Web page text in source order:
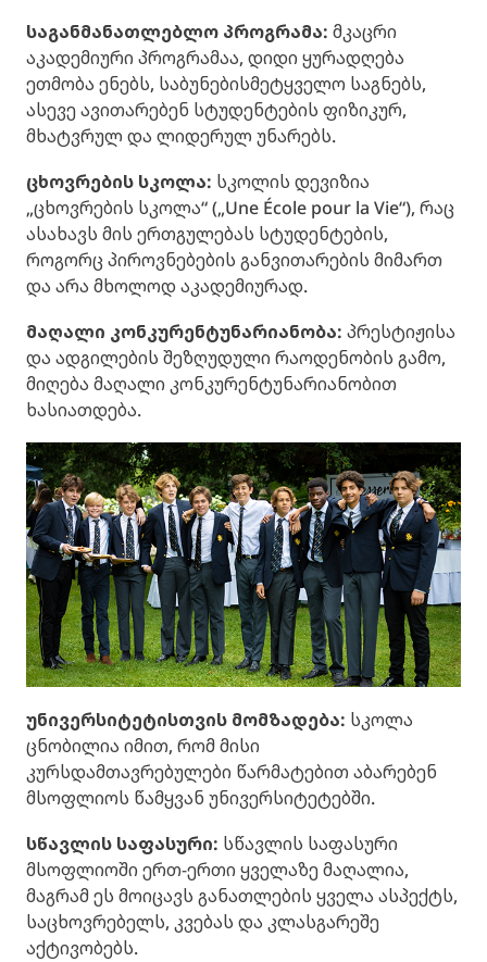
საგანმანათლებლო პროგრამა: მკაცრი
აკადემიური პროგრამაა, დიდი ყურადღება
ეთმობა ენებს, საბუნებისმეტყველო საგნებს,
ასევე ავითარებენ სტუდენტების ფიზიკურ,
მხატვრულ და ლიდერულ უნარებს.
ცხოვრების სკოლა: სკოლის დევიზია
„ცხოვრების სკოლა“ („Une École pour la Vie“), რაც
ასახავს მის ერთგულებას სტუდენტების,
როგორც პიროვნებების განვითარების მიმართ
და არა მხოლოდ აკადემიურად.
მაღალი კონკურენტუნარიანობა: პრესტიჟისა
და ადგილების შეზღუდული რაოდენობის გამო,
მიღება მაღალი კონკურენტუნარიანობით
ხასიათდება.
უნივერსიტეტისთვის მომზადება: სკოლა
ცნობილია იმით, რომ მისი
კურსდამთავრებულები წარმატებით აბარებენ
მსოფლიოს წამყვან უნივერსიტეტებში.
სწავლის საფასური: სწავლის საფასური
მსოფლიოში ერთ-ერთი ყველაზე მაღალია,
მაგრამ ეს მოიცავს განათლების ყველა ასპექტს,
საცხოვრებელს, კვებას და კლასგარეშე
აქტივობებს.